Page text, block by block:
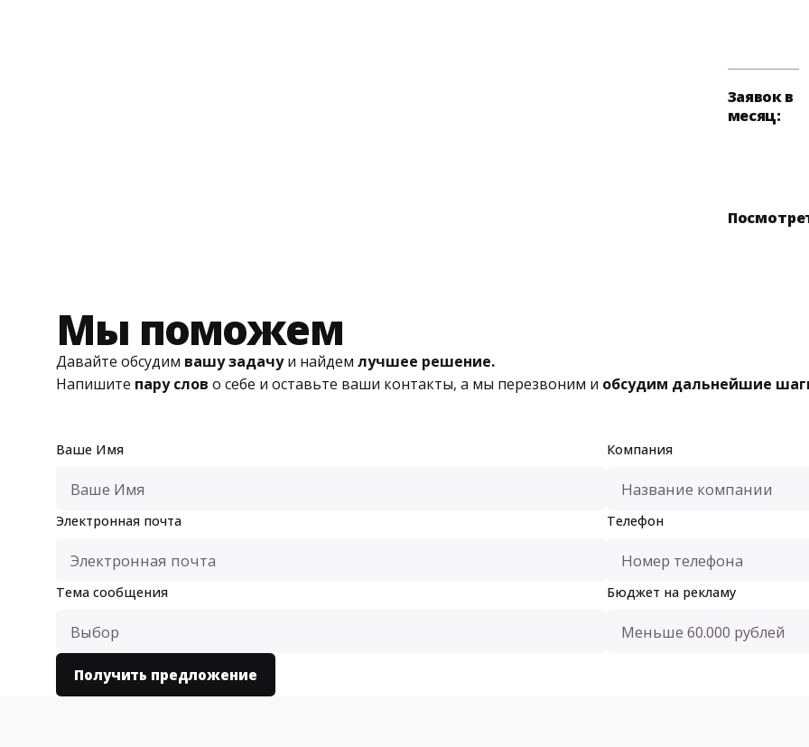
Заявок в
месяц:
Мы поможем
Давайте обсудим вашу задачуи найдем лучшее решение.
Напишите пару слов о себе и оставьте ваши контакты, а мы перезвоним и обсудим дальнейшие
Ваше Имя Компания
Электронная почта Телефон
Тема сообщения Бюджет на рекламу